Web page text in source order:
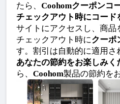
たら、 Coohomクーポンコ
チェックアウト時にコード
サイトにアクセスし、商品
チェックアウト時にクーポ
す。割引は自動的に適用さ
あなたの節約をお楽しみく
ら、 Coohom製品の節約を